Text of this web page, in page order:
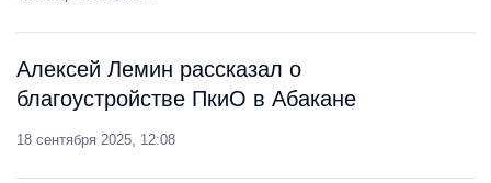
Алексей Лемин рассказал о
благоустройстве ПкиО в Абакане
18 сентября 2025, 12:08